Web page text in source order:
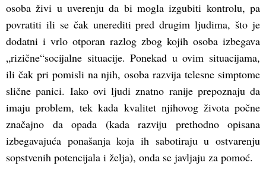
osoba živi u uverenju da bi mogla izgubiti kontrolu, pa
povratiti ili se čak unerediti pred drugim ljudima, što je
dodatni i vrlo otporan razlog zbog kojih osoba izbegava
„rizične“socijalne situacije. Ponekad u ovim situacijama,
ili čak pri pomisli na njih, osoba razvija telesne simptome
slične panici. Iako ovi ljudi znatno ranije prepoznaju da
imaju problem, tek kada kvalitet njihovog života počne
značajno da opada (kada razviju prethodno opisana
izbegavajuća ponašanja koja ih sabotiraju u ostvarenju
sopstvenih potencijala i želja), onda se javljaju za pomoć.